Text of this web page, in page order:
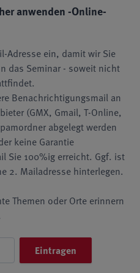
anwenden -Online-
Adresse ein, damit wir Sie
das Seminar - soweit nicht
Benachrichtigungsmail an
(GMX, Gmail, T-Online,
abgelegt werden
keine Garantie
Sie 100%ig erreicht. Ggf. ist
2. Mailadresse hinterlegen.
Themen oder Orte erinnern